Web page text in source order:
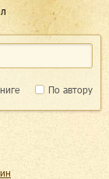
По автору